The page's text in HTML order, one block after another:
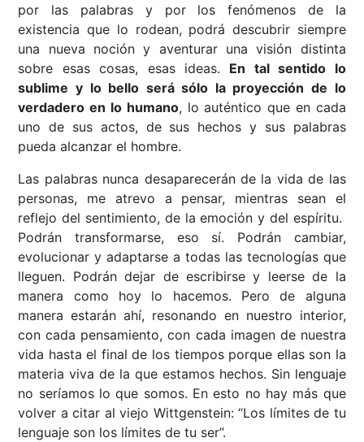
por las palabras y por los fenómenos de la
existencia que lo rodean, podrá descubrir siempre
una nueva noción y aventurar una visión distinta
sobre esas cosas, esas ideas. En tal sentido lo
sublime y lo bello será sólo la proyección de lo
verdadero en lo humano, lo auténtico que en cada
uno de sus actos, de sus hechos y sus palabras
pueda alcanzar el hombre.
Las palabras nunca desaparecerán de la vida de las
personas, me atrevo a pensar, mientras sean el
reflejo del sentimiento, de la emoción y del espíritu.
Podrán transformarse, eso sí. Podrán cambiar,
evolucionar y adaptarse a todas las tecnologías que
lleguen. Podrán dejar de escribirse y leerse de la
manera como hoy lo hacemos. Pero de alguna
manera estarán ahí, resonando en nuestro interior,
con cada pensamiento, con cada imagen de nuestra
vida hasta el final de los tiempos porque ellas son la
materia viva de la que estamos hechos. Sin lenguaje
no seríamos lo que somos. En esto no hay más que
volver a citar al viejo Wittgenstein: “Los límites de tu
lenguaje son los límites de tu ser”.